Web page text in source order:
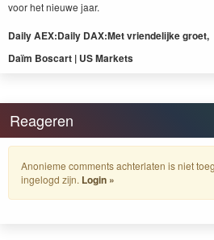
voor het nieuwe jaar.
Dai­lyAEX:Dai­ly DAX:Met vrien­delijke groet,
Daïm Boscart | USMarkets
Reageren
Anonieme comments achterlaten is niet
ingelogd zijn. Login »